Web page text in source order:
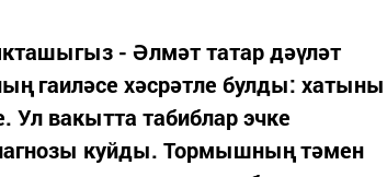
- Әлмәт татар дәүләт
гаиләсе хәсрәтле булды: хатыны
Ул вакытта табиблар эчке
куйды. Тормышның тәмен